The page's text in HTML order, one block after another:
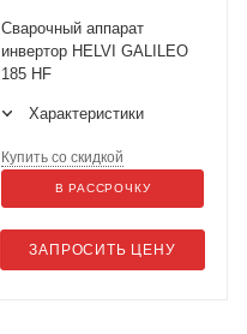
Сварочный аппарат
инвертор HELVI GALILEO
185 HF
Характеристики
ЗАПРОСИТЬ ЦЕНУ
Купить со скидкой
В РАССРОЧКУ